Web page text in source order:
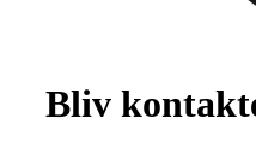
Bliv